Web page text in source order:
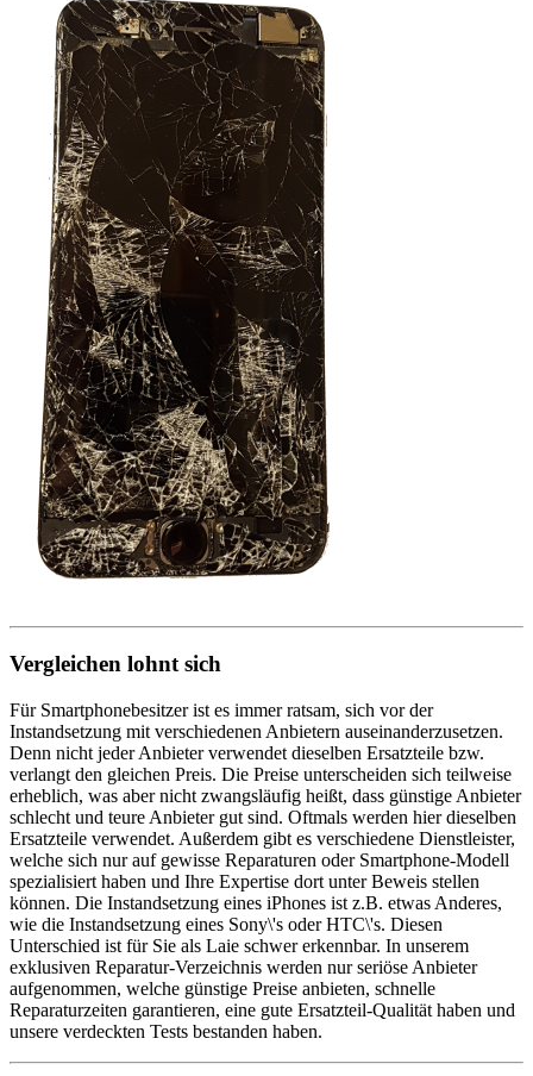
Vergleichen lohnt sich
Für Smartphonebesitzer ist es immer ratsam, sich vor der
Instandsetzung mit verschiedenen Anbietern auseinanderzusetzen.
Denn nicht jeder Anbieter verwendet dieselben Ersatzteile bzw.
verlangt den gleichen Preis. Die Preise unterscheiden sich teilweise
erheblich, was aber nicht zwangsläufig heißt, dass günstige Anbieter
schlecht und teure Anbieter gut sind. Oftmals werden hier dieselben
Ersatzteile verwendet. Außerdem gibt es verschiedene Dienstleister,
welche sich nur auf gewisse Reparaturen oder Smartphone-Modell
spezialisiert haben und Ihre Expertise dort unter Beweis stellen
können. Die Instandsetzung eines iPhones ist z.B. etwas Anderes,
wie die Instandsetzung eines Sony\'s oder HTC\'s. Diesen
Unterschied ist für Sie als Laie schwer erkennbar. In unserem
exklusiven Reparatur-Verzeichnis werden nur seriöse Anbieter
aufgenommen, welche günstige Preise anbieten, schnelle
Reparaturzeiten garantieren, eine gute Ersatzteil-Qualität haben und
unsere verdeckten Tests bestanden haben.